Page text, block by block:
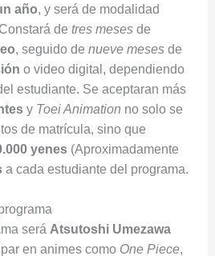
año, y será de modalidad
de tres mesesde
, seguido de nueve mesesde
o video digital, dependiendo
estudiante. Se aceptaran más
y Toei Animation no solo se
de matrícula, sino que
yenes(Aproximadamente
a cada estudiante del programa.
será Atsutoshi Umezawa
en animes como One Piece,